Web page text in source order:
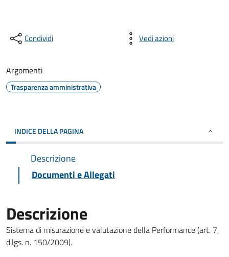
Condividi Vedi azioni
Argomenti
Trasparenza amministrativa
INDICE DELLA PAGINA
Descrizione
Documenti e Allegati
Descrizione
Sistema di misurazione e valutazione della Performance (art. 7,
d.lgs. n. 150/2009).